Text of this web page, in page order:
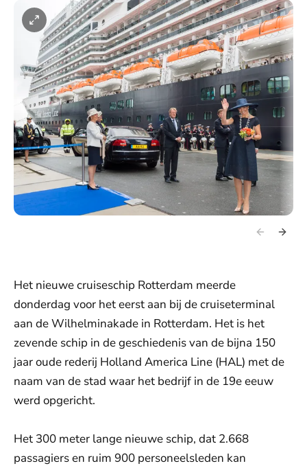
Het nieuwe cruiseschip Rotterdam meerde
donderdag voor het eerst aan bij de cruiseterminal
aan de Wilhelminakade in Rotterdam. Het is het
zevende schip in de geschiedenis van de bijna 150
jaar oude rederij Holland America Line (HAL) met de
naam van de stad waar het bedrijf in de 19e eeuw
werd opgericht.
Het 300 meter lange nieuwe schip, dat 2.668
passagiers en ruim 900 personeelsleden kan